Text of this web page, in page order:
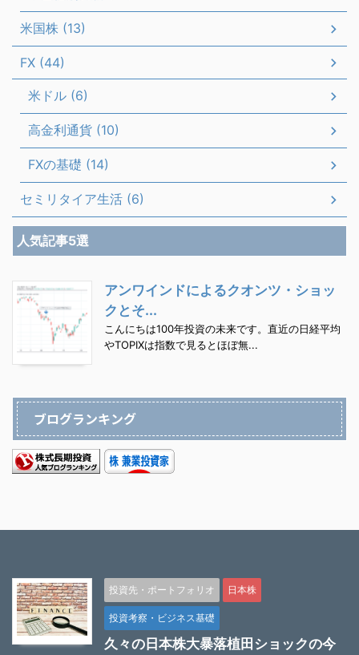
米国株 (13)
FX (44)
米ドル (6)
高金利通貨 (10)
FXの基礎 (14)
セミリタイア生活 (6)
人気記事5選
アンワインドによるクオンツ・ショッ
クとそ...
こんにちは100年投資の未来です。直近の日経平均
やTOPIXは指数で見るとほぼ無...
ブログランキング
投資先・ポートフォリオ 日本株
投資考察・ビジネス基礎
久々の日本株大暴落植田ショックの今